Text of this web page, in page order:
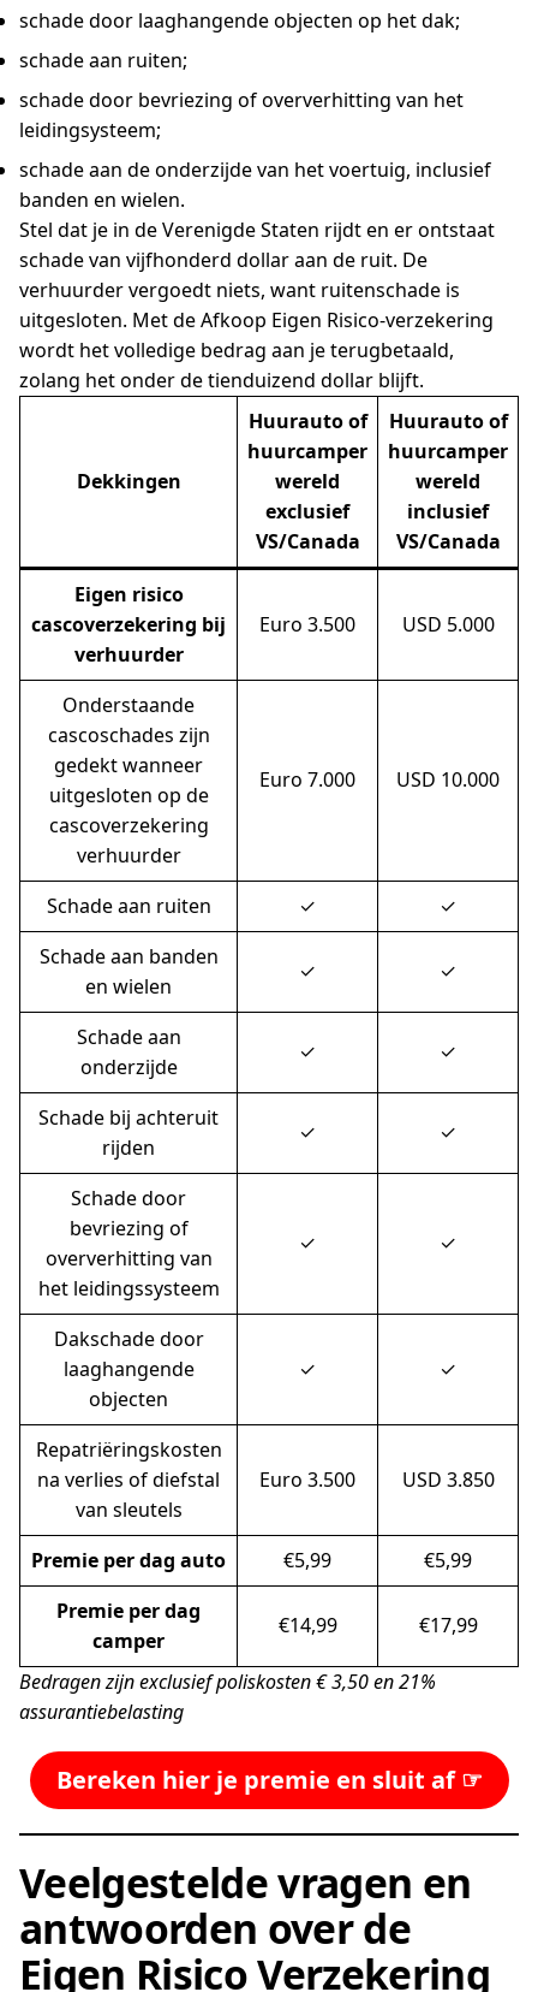
schade door laaghangende objecten op het dak;
schade aan ruiten;
schade door bevriezing of oververhitting van het
leidingsysteem;
schade aan de onderzijde van het voertuig, inclusief
banden en wielen.
Stel dat je in de Verenigde Staten rijdt en er ontstaat
schade van vijfhonderd dollar aan de ruit. De
verhuurder vergoedt niets, want ruitenschade is
uitgesloten. Met de Afkoop Eigen Risico-verzekering
wordt het volledige bedrag aan je terugbetaald,
zolang het onder de tienduizend dollar blijft.
Dekkingen
Huurauto of
huurcamper
wereld
exclusief
VS/Canada
Huurauto of
huurcamper
wereld
inclusief
VS/Canada
Eigen risico
cascoverzekering bij
verhuurder
Euro 3.500 USD 5.000
Onderstaande
cascoschades zijn
gedekt wanneer
uitgesloten op de
cascoverzekering
verhuurder
Euro 7.000 USD 10.000
Schade aan ruiten ✓
✓
Schade aan banden
en wielen
✓ ✓
Schade aan
onderzijde
✓ ✓
Schade bij achteruit
rijden
✓ ✓
Schade door
bevriezing of
oververhitting van
het leidingssysteem
✓ ✓
Daks­chade door
laaghangende
objecten
✓ ✓
Repatriëringskosten
na verlies of diefstal
van sleutels
Euro 3.500 USD 3.850
Premie per dag auto €5,99
€5,99
Premie per dag
camper
€14,99 €17,99
Bedragen zijn exclusief poliskosten € 3,50 en 21%
assurantiebelasting
Bereken hier je premie en sluit af ☞
Veelgestelde vragen en
antwoorden over de
Eigen Risico Verzekering